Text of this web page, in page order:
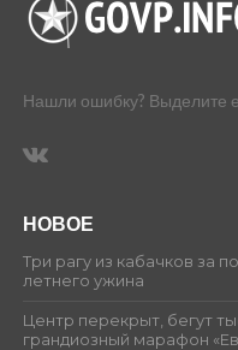
Нашли ошибку? Выделите
НОВОЕ
Три рагу из кабачков за
летнего ужина
Центр перекрыт, бегут
грандиозный марафон